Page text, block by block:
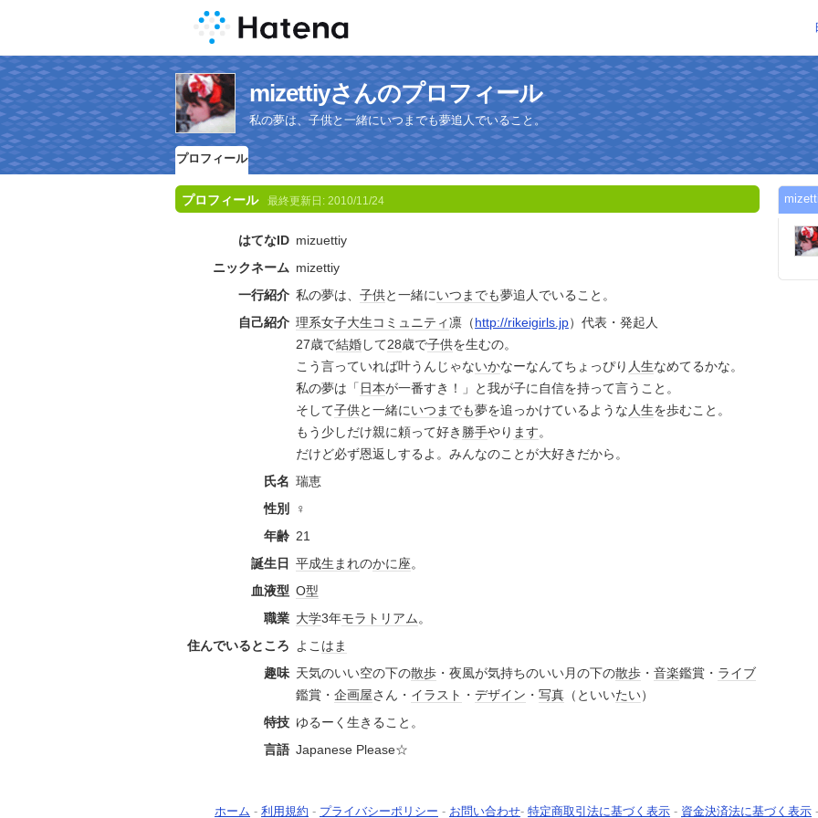
mizettiyさんのプロフィール
私の夢は、子供と一緒にいつまでも夢追人でいること。
プロフィール
プロフィール 最終更新日: 2010/11/24
はてなID mizuettiy
ニックネーム mizettiy
一行紹介 私の夢は、 子供と一緒にいつまでも夢追人でいること。
自己紹介 理系女子大生コミュニティ凛（http://rikeigirls.jp）代表・発起人
27歳で結婚して28歳で子供を生むの。
こう言っていれば叶うんじゃないかなーなんてちょっぴり 人生なめてるかな。
私の夢は「 日本が一番すき！」と我が子に自信を持って言うこと。
そして子供と一緒にいつまでも夢を追っかけているような人生を歩むこと。
もう少しだけ親に頼って好き 勝手やり ます。
だけど必ず恩返しするよ。みんなのことが大好きだから。
氏名 瑞恵
性別
♀
年齢 21
誕生日
平成生まれのかに座。
血液型 O型
職業 大学3年モラトリアム。
住んでいるところ よこ はま
趣味 天気のいい空の下の散歩 ・夜風が気持ちのいい月の下の散歩 ・ 音楽鑑賞・ ライブ
鑑賞・ 企画屋さん・ イラスト ・ デザイン ・ 写真 （といいたい）
特技 ゆるーく生きること。
言語 Japanese Please☆
ホーム - 利用規約 - プライバシーポリシー - お問い合わせ- 特定商取引法に基づく表示 - 資金決済法に基づく表示 -